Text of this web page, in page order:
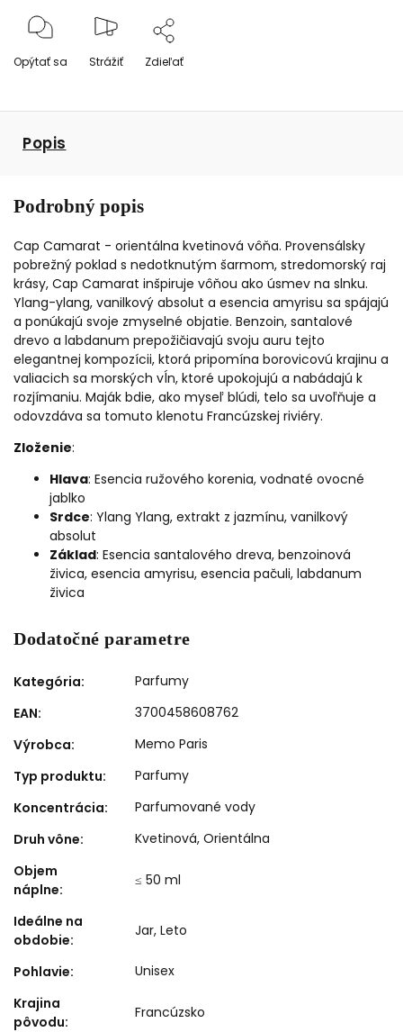
Opýtať sa Strážiť Zdieľať
Popis
Podrobný popis
Cap Camarat - orientálna kvetinová vôňa. Provensálsky
pobrežný poklad s nedotknutým šarmom, stredomorský raj
krásy, Cap Camarat inšpiruje vôňou ako úsmev na slnku.
Ylang-ylang, vanilkový absolut a esencia amyrisu sa spájajú
a ponúkajú svoje zmyselné objatie. Benzoin, santalové
drevo a labdanum prepožičiavajú svoju auru tejto
elegantnej kompozícii, ktorá pripomína borovicovú krajinu a
valiacich sa morských vĺn, ktoré upokojujú a nabádajú k
rozjímaniu. Maják bdie, ako myseľ blúdi, telo sa uvoľňuje a
odovzdáva sa tomuto klenotu Francúzskej riviéry.
Zloženie:
Hlava: Esencia ružového korenia, vodnaté ovocné
jablko
Srdce: Ylang Ylang, extrakt z jazmínu, vanilkový
absolut
Základ: Esencia santalového dreva, benzoinová
živica, esencia amyrisu, esencia pačuli, labdanum
živica
Dodatočné parametre
Kategória:
Parfumy
EAN:
3700458608762
Výrobca:
Memo Paris
Typ produktu:
Parfumy
Koncentrácia:
Parfumované vody
Druh vône: Kvetinová, Orientálna
Objem
náplne:
≤ 50 ml
Ideálne na
obdobie:
Jar, Leto
Pohlavie:
Unisex
Krajina
pôvodu:
Francúzsko